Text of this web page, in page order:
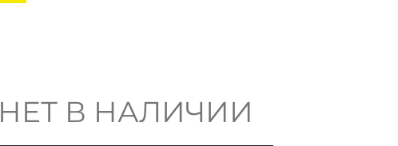
НЕТ В НАЛИЧИИ